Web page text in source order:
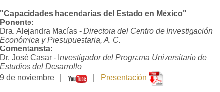
"Capacidades hacendarias del Estado en México"
Ponente:
Dra. Alejandra Macías - Directora del Centro de Investigación
Económica y Presupuestaria, A. C.
Comentarista:
Dr. José Casar - I nvestigador del Programa Universitario de
Estudios del Desarrollo
9 de noviembre |
Presentación